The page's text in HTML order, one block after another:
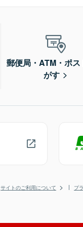
郵便局・ATM・ポス
がす
サイトのご利用について プ